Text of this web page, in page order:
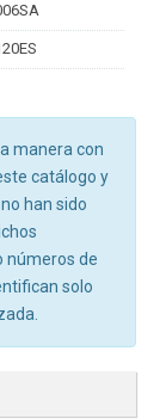
manera con
catálogo y
han sido
números de
solo